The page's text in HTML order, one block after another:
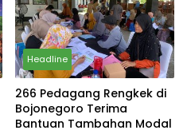
Headline
266 Pedagang Rengkek di
Bojonegoro Terima
Bantuan Tambahan Modal